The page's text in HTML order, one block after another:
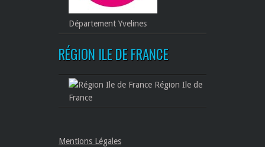
Département Yvelines
RÉGION ILE DE FRANCE
Région Ile de
France
Mentions Légales